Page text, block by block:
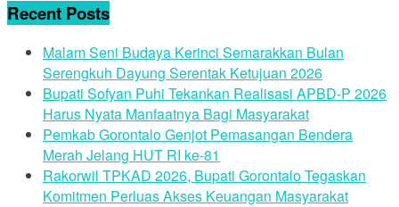
Recent Posts
Malam Seni Budaya Kerinci Semarakkan Bulan
Serengkuh Dayung Serentak Ketujuan 2026
Bupati Sofyan Puhi Tekankan Realisasi APBD-P 2026
Harus Nyata Manfaatnya Bagi Masyarakat
Pemkab Gorontalo Genjot Pemasangan Bendera
Merah Jelang HUT RI ke-81
Rakorwil TPKAD 2026, Bupati Gorontalo Tegaskan
Komitmen Perluas Akses Keuangan Masyarakat